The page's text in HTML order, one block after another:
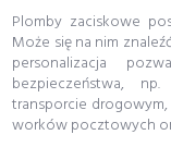
Plomby zaciskowe
Może się na nim
personalizacja
bezpieczeństwa,
transporcie
worków pocztowych